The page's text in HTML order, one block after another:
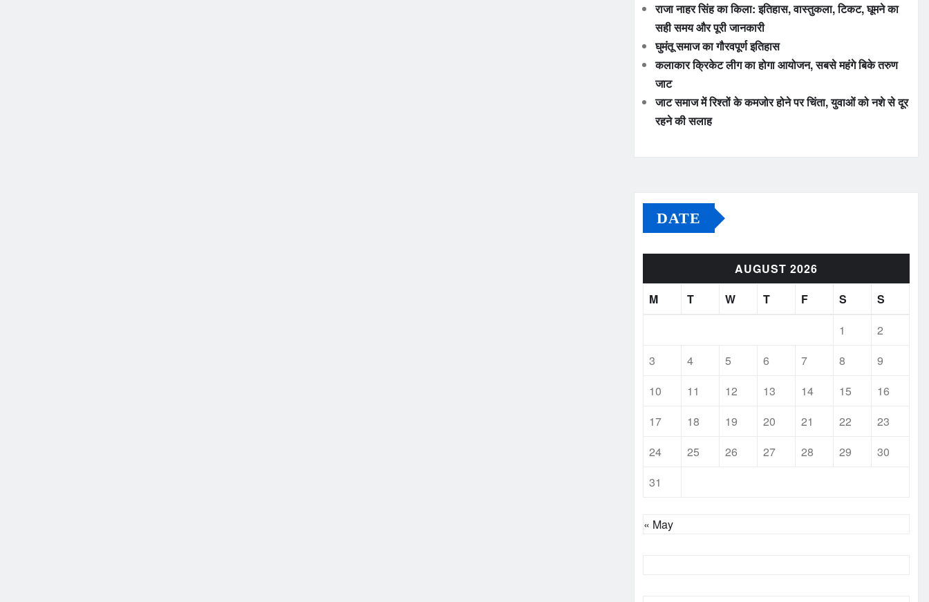
राजा नाहर सिंह का किला: इतिहास, वास्तुकला, टिकट, घूमने का
सही समय और पूरी जानकारी
घुमंतू समाज का गौरवपूर्ण इतिहास
कलाकार क्रिकेट लीग का होगा आयोजन, सबसे महंगे बिके तरुण
जाट
जाट समाज में रिश्तों के कमजोर होने पर चिंता, युवाओं को नशे से दूर
रहने की सलाह
DATE
AUGUST 2026
M
T W T F S
S
1
2
3
4 5 6 7 8
9
10
11 12 13 14 15
16
17
18 19 20 21 22
23
24
25 26 27 28 29
30
31
« May